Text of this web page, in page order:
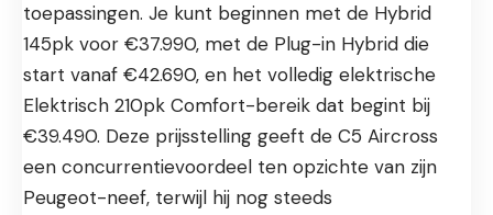
toepassingen. Je kunt beginnen met de Hybrid
145pk voor €37.990, met de Plug-in Hybrid die
start vanaf €42.690, en het volledig elektrische
Elektrisch 210pk Comfort-bereik dat begint bij
€39.490. Deze prijsstelling geeft de C5 Aircross
een concurrentievoordeel ten opzichte van zijn
Peugeot-neef, terwijl hij nog steeds